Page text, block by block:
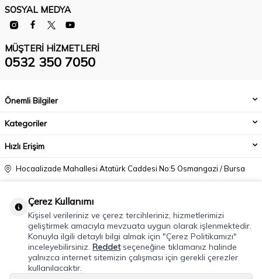
SOSYAL MEDYA
MÜŞTERI HIZMETLERI
0532 350 7050
Önemli Bilgiler
Kategoriler
Hızlı Erişim
Hocaalizade Mahallesi Atatürk Caddesi No:5 Osmangazi / Bursa
info@modacadiri.com
Çerez Kullanımı
Kişisel verileriniz ve çerez tercihleriniz, hizmetlerimizi
geliştirmek amacıyla mevzuata uygun olarak işlenmektedir.
Konuyla ilgili detaylı bilgi almak için "Çerez Politikamızı"
inceleyebilirsiniz. Reddetseçeneğine tıklamanız halinde
yalnızca internet sitemizin çalışması için gerekli çerezler
kullanılacaktır.